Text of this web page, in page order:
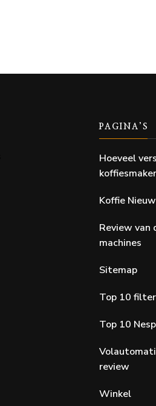
PAGINA’S
Hoeveel
Koffie
Review van
machines
Sitemap
Top 10
Top 10
review
Winkel